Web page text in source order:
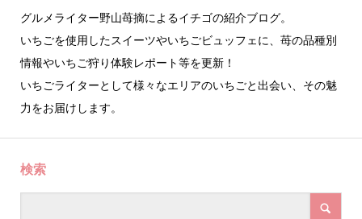
グルメライター野山苺摘によるイチゴの紹介ブログ。
いちごを使用したスイーツやいちごビュッフェに、苺の品種別
情報やいちご狩り体験レポート等を更新！
いちごライターとして様々なエリアのいちごと出会い、その魅
力をお届けします。
検索